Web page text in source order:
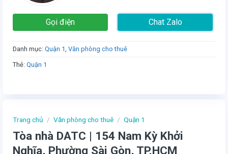
Trang chủ / Văn phòng cho thuê / Quận 1
Tòa nhà DATC | 154 Nam Kỳ Khởi
Nghĩa, Phường Sài Gòn, TP.HCM
Gọi điện Chat Zalo
Danh mục: Quận 1, Văn phòng cho thuê
Thẻ: Quận 1